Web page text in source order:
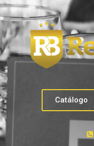
Catálogo